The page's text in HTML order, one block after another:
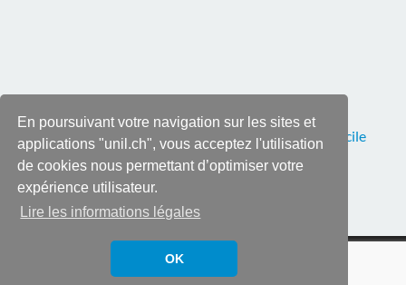
En poursuivant votre navigation sur les sites et
applications "unil.ch", vous acceptez l'utilisation
de cookies nous permettant d’optimiser votre
expérience utilisateur.
Lire les informations légales
OK
Pour toutes corrections ou remarques, contactez
Cécile
Roy
, tél. 021 692 28 90
Sciences au carré